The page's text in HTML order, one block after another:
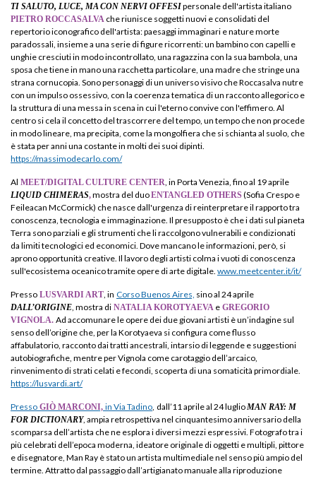
TI SALUTO, LUCE, MA CON NERVI OFFESIpersonale dell'artista italiano
PIETRO ROCCASALVA che riunisce soggetti nuovi e consolidati del
repertorio iconografico dell'artista: paesaggi immaginari e nature morte
paradossali, insieme a una serie di figure ricorrenti: un bambino con capelli e
unghie cresciuti in modo incontrollato, una ragazzina con la sua bambola, una
sposa che tiene in mano una racchetta particolare, una madre che stringe una
strana cornucopia. Sono personaggi di un universo visivo che Roccasalva nutre
con un impulso ossessivo, con la coerenza tematica di un racconto allegorico e
la struttura di una messa in scena in cui l'eterno convive con l'effimero. Al
centro si cela il concetto del trascorrere del tempo, un tempo che non procede
in modo lineare, ma precipita, come la mongolfiera che si schianta al suolo, che
è stata per anni una costante in molti dei suoi dipinti.
https://massimodecarlo.com/
Al MEET/DIGITAL CULTURE CENTER, in Porta Venezia, fino al 19 aprile
LIQUID CHIMERAS,mostra del duoENTANGLED OTHERS (Sofia Crespo e
Feileacan McCormick) che nasce dall'urgenza di reinterpretare il rapporto tra
conoscenza, tecnologia e immaginazione. Il presupposto è che i dati sul pianeta
Terra sono parziali e gli strumenti che li raccolgono vulnerabili e condizionati
da limiti tecnologici ed economici. Dove mancano le informazioni, però, si
aprono opportunità creative. Il lavoro degli artisti colma i vuoti di conoscenza
sull'ecosistema oceanico tramite opere di arte digitale. www.meetcenter.it/it/
Presso LUSVARDI ART, in Corso Buenos Aires, sino al 24 aprile
DALL’ORIGINE, mostra di NATALIA KOROTYAEVA e GREGORIO
VIGNOLA. Ad accomunare le opere dei due giovani artisti è un’indagine sul
senso dell’origine che, per la Korotyaeva si configura come flusso
affabulatorio, racconto dai tratti ancestrali, intarsio di leggende e suggestioni
autobiografiche, mentre per Vignola come carotaggio dell’arcaico,
rinvenimento di strati celati e fecondi, scoperta di una somaticità primordiale.
https://lusvardi.art/
Presso GIÒ MARCONI, in Via Tadino, dall’11 aprile al 24 luglioMAN RAY: M
FOR DICTIONARY, ampia retrospettiva nel cinquantesimo anniversario della
scomparsa dell’artista che ne esplora i diversi mezzi espressivi. Fotografo tra i
più celebrati dell’epoca moderna, ideatore originale di oggetti e multipli, pittore
e disegnatore, Man Ray è stato un artista multimediale nel senso più ampio del
termine. Attratto dal passaggio dall’artigianato manuale alla riproduzione